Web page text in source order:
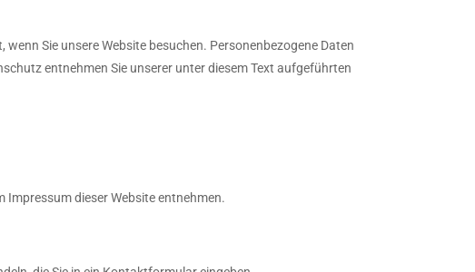
Sie unsere Website besuchen. Personenbezogene Daten
entnehmen Sie unserer unter diesem Text aufgeführten
Impressum dieser Website entnehmen.